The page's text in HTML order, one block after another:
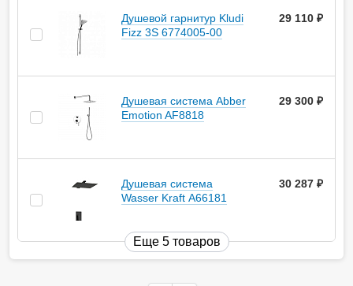
Душевой гарнитур Kludi
Fizz 3S 6774005-00
29 110
Душевая система Abber
Emotion AF8818
29 300
Душевая система
Wasser Kraft А66181
30 287
Еще 5 товаров